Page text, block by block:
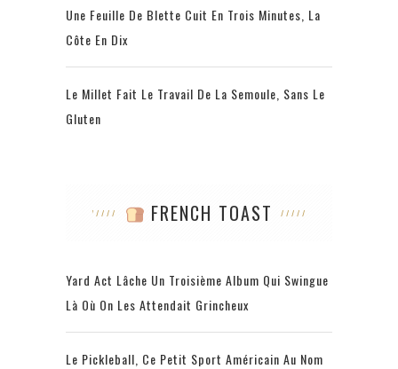
Une Feuille De Blette Cuit En Trois Minutes, La
Côte En Dix
Le Millet Fait Le Travail De La Semoule, Sans Le
Gluten
FRENCH TOAST
Yard Act Lâche Un Troisième Album Qui Swingue
Là Où On Les Attendait Grincheux
Le Pickleball, Ce Petit Sport Américain Au Nom